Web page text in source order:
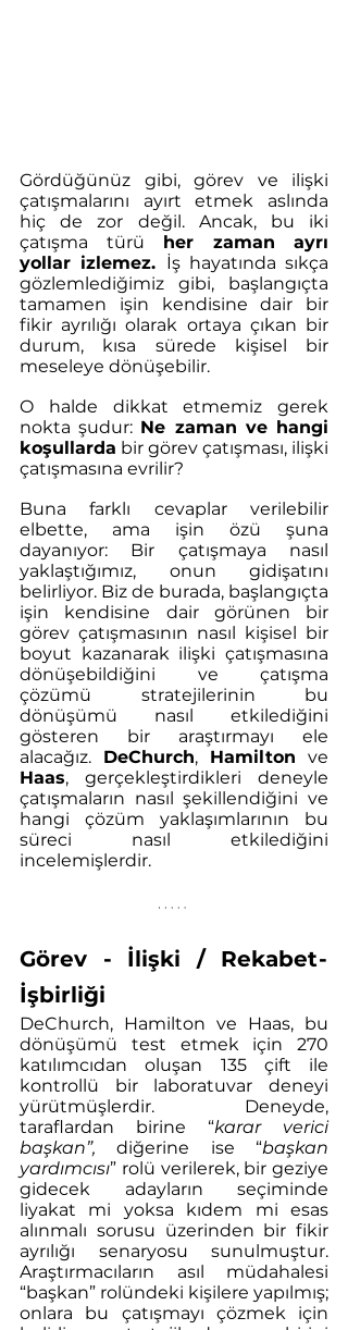
Gördüğünüz gibi, görev ve ilişki
çatışmalarını ayırt etmek aslında
hiç de zor değil. Ancak, bu iki
çatışma türü her zaman ayrı
yollar izlemez. İş hayatında sıkça
gözlemlediğimiz gibi, başlangıçta
tamamen işin kendisine dair bir
fikir ayrılığı olarak ortaya çıkan bir
durum, kısa sürede kişisel bir
meseleye dönüşebilir.
O halde dikkat etmemiz gerek
nokta şudur: Ne zaman ve hangi
koşullarda bir görev çatışması, ilişki
çatışmasına evrilir?
Buna farklı cevaplar verilebilir
elbette, ama işin özü şuna
dayanıyor: Bir çatışmaya nasıl
yaklaştığımız, onun gidişatını
belirliyor. Biz de burada, başlangıçta
işin kendisine dair görünen bir
görev çatışmasının nasıl kişisel bir
boyut kazanarak ilişki çatışmasına
dönüşebildiğini ve çatışma
çözümü stratejilerinin bu
dönüşümü nasıl etkilediğini
gösteren bir araştırmayı ele
alacağız. DeChurch, Hamilton
Haas, gerçekleştirdikleri deneyle
çatışmaların nasıl şekillendiğini ve
hangi çözüm yaklaşımlarının bu
süreci nasıl etkilediğini
incelemişlerdir.
Görev - İlişki / Rekabet -
İşbirliği
DeChurch, Hamilton ve Haas, bu
dönüşümü test etmek için 270
katılımcıdan oluşan 135 çift ile
kontrollü bir laboratuvar deneyi
yürütmüşlerdir. Deneyde,
taraflardan birine “karar verici
başkan”, diğerine ise “başkan
yardımcısı” rolü verilerek, bir geziye
gidecek adayların seçiminde
liyakat mi yoksa kıdem mi esas
alınmalı sorusu üzerinden bir fikir
ayrılığı senaryosu sunulmuştur.
Araştırmacıların asıl müdahalesi
“başkan” rolündeki kişilere yapılmış;
onlara bu çatışmayı çözmek için